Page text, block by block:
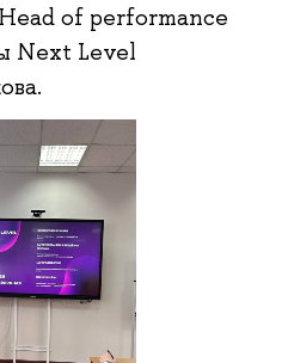
of performance
Next Level